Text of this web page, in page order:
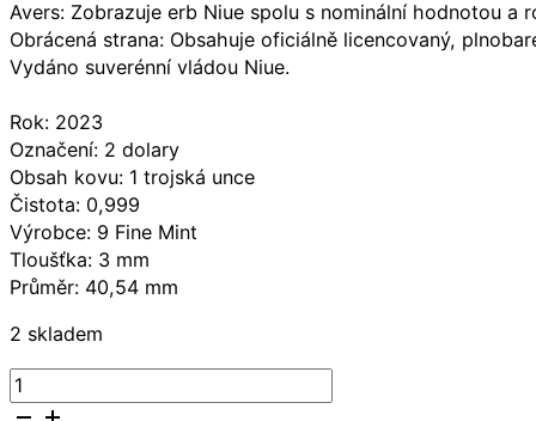
Avers: Zobrazuje erb Niue spolu s nominální hodnotou
Obrácená strana: Obsahuje oficiálně licencovaný,
Vydáno suverénní vládou Niue.
Rok: 2023
Označení: 2 dolary
Obsah kovu: 1 trojská unce
Čistota: 0,999
Výrobce: 9 Fine Mint
Tloušťka: 3 mm
Průměr: 40,54 mm
2 skladem
9Fine
Mint